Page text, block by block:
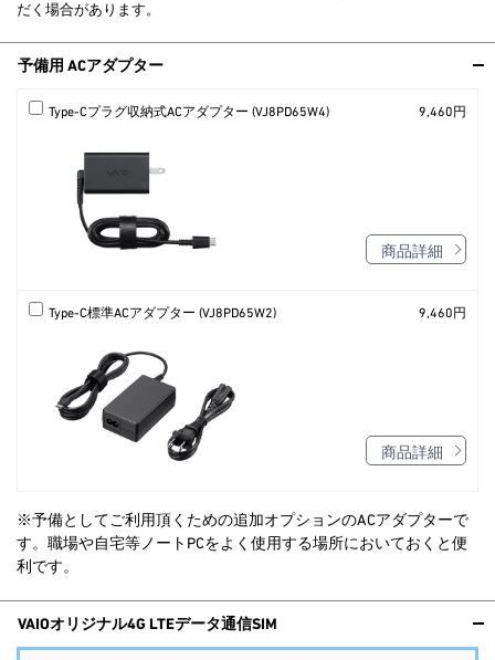
だく場合があります。
予備用 ACアダプター
Type-Cプラグ収納式ACアダプター (VJ8PD65W4) 9,460円
商品詳細
Type-C標準ACアダプター (VJ8PD65W2) 9,460円
商品詳細
※予備としてご利用頂くための追加オプションのACアダプターで
す。職場や自宅等ノートPCをよく使用する場所においておくと便
利です。
VAIOオリジナル4G LTEデータ通信SIM